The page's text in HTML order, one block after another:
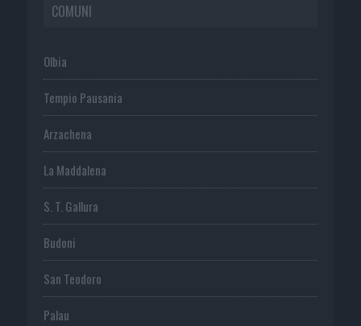
COMUNI
Olbia
Tempio Pausania
Arzachena
La Maddalena
S. T. Gallura
Budoni
San Teodoro
Palau